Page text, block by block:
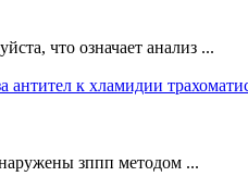
что означает анализ ...
антител к хламидии
зппп методом ...